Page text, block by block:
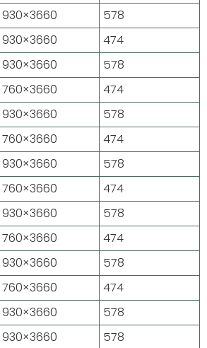
930×3660
578
930×3660
474
930×3660
578
760×3660
474
930×3660
578
760×3660
474
930×3660
578
760×3660
474
930×3660
578
760×3660
474
930×3660
578
760×3660
474
930×3660
578
930×3660 578